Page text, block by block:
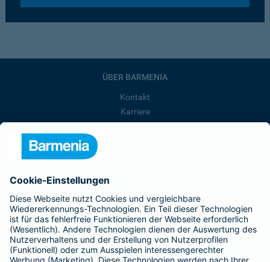
ÜBER BARMENIA
Kontakt
Karriere
Barmenia ist Teil der BarmeniaGothaer
BELIEBTE SEITEN
Kranken-Zusatzversicherung
Tierversicherungen
Haftpflichtversicherung